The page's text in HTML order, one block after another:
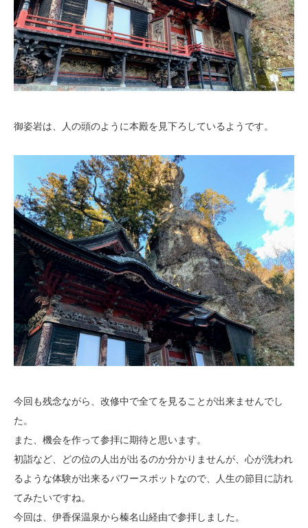
御姿岩は、人の頭のように本殿を見下ろしているようです。
今回も残念ながら、改修中で全てを見ることが出来ませんでし
た。
また、機会を作って参拝に期待と思います。
初詣など、どの位の人出が出るのか分かりませんが、心が洗われ
るような体験が出来るパワースポットなので、人生の節目に訪れ
てみたいですね。
今回は、伊香保温泉から榛名山経由で参拝しました。